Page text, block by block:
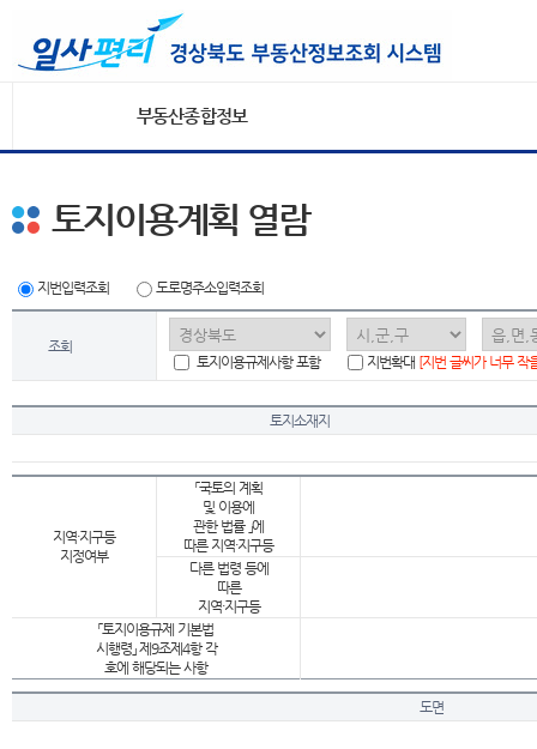
부동산종합정보
토지이용계획 열람
지번입력조회 도로명주소입력조회
조회
토지이용규제사항 포함
지번확대 [지번 글씨가 너무 작
토지소재지
지역·지구등
지정여부
「국토의 계획
및 이용에
관한 법률 」에
따른 지역·지구등
다른 법령 등에
따른
지역·지구등
「토지이용규제 기본법
시행령」 제9조제4항 각
호에 해당되는 사항
도면